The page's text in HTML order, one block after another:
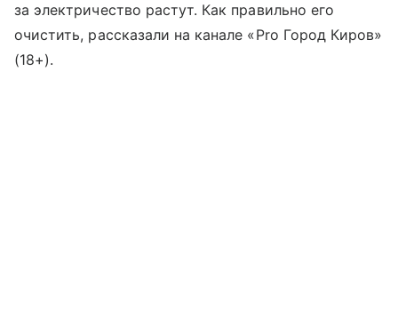
за электричество растут. Как правильно его
очистить, рассказали на канале «Pro Город Киров»
(18+).